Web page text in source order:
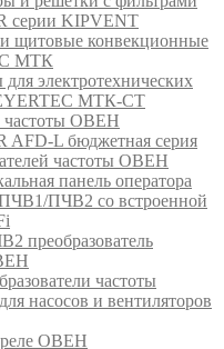
серии KIPVENT
щитовые конвекционные
МТК
для электротехнических
МТК-СТ
частоты ОВЕН
AFD-L бюджетная серия
частоты ОВЕН
панель оператора
ПЧВ2 со встроенной
преобразователь
частоты
насосов и вентиляторов
ОВЕН